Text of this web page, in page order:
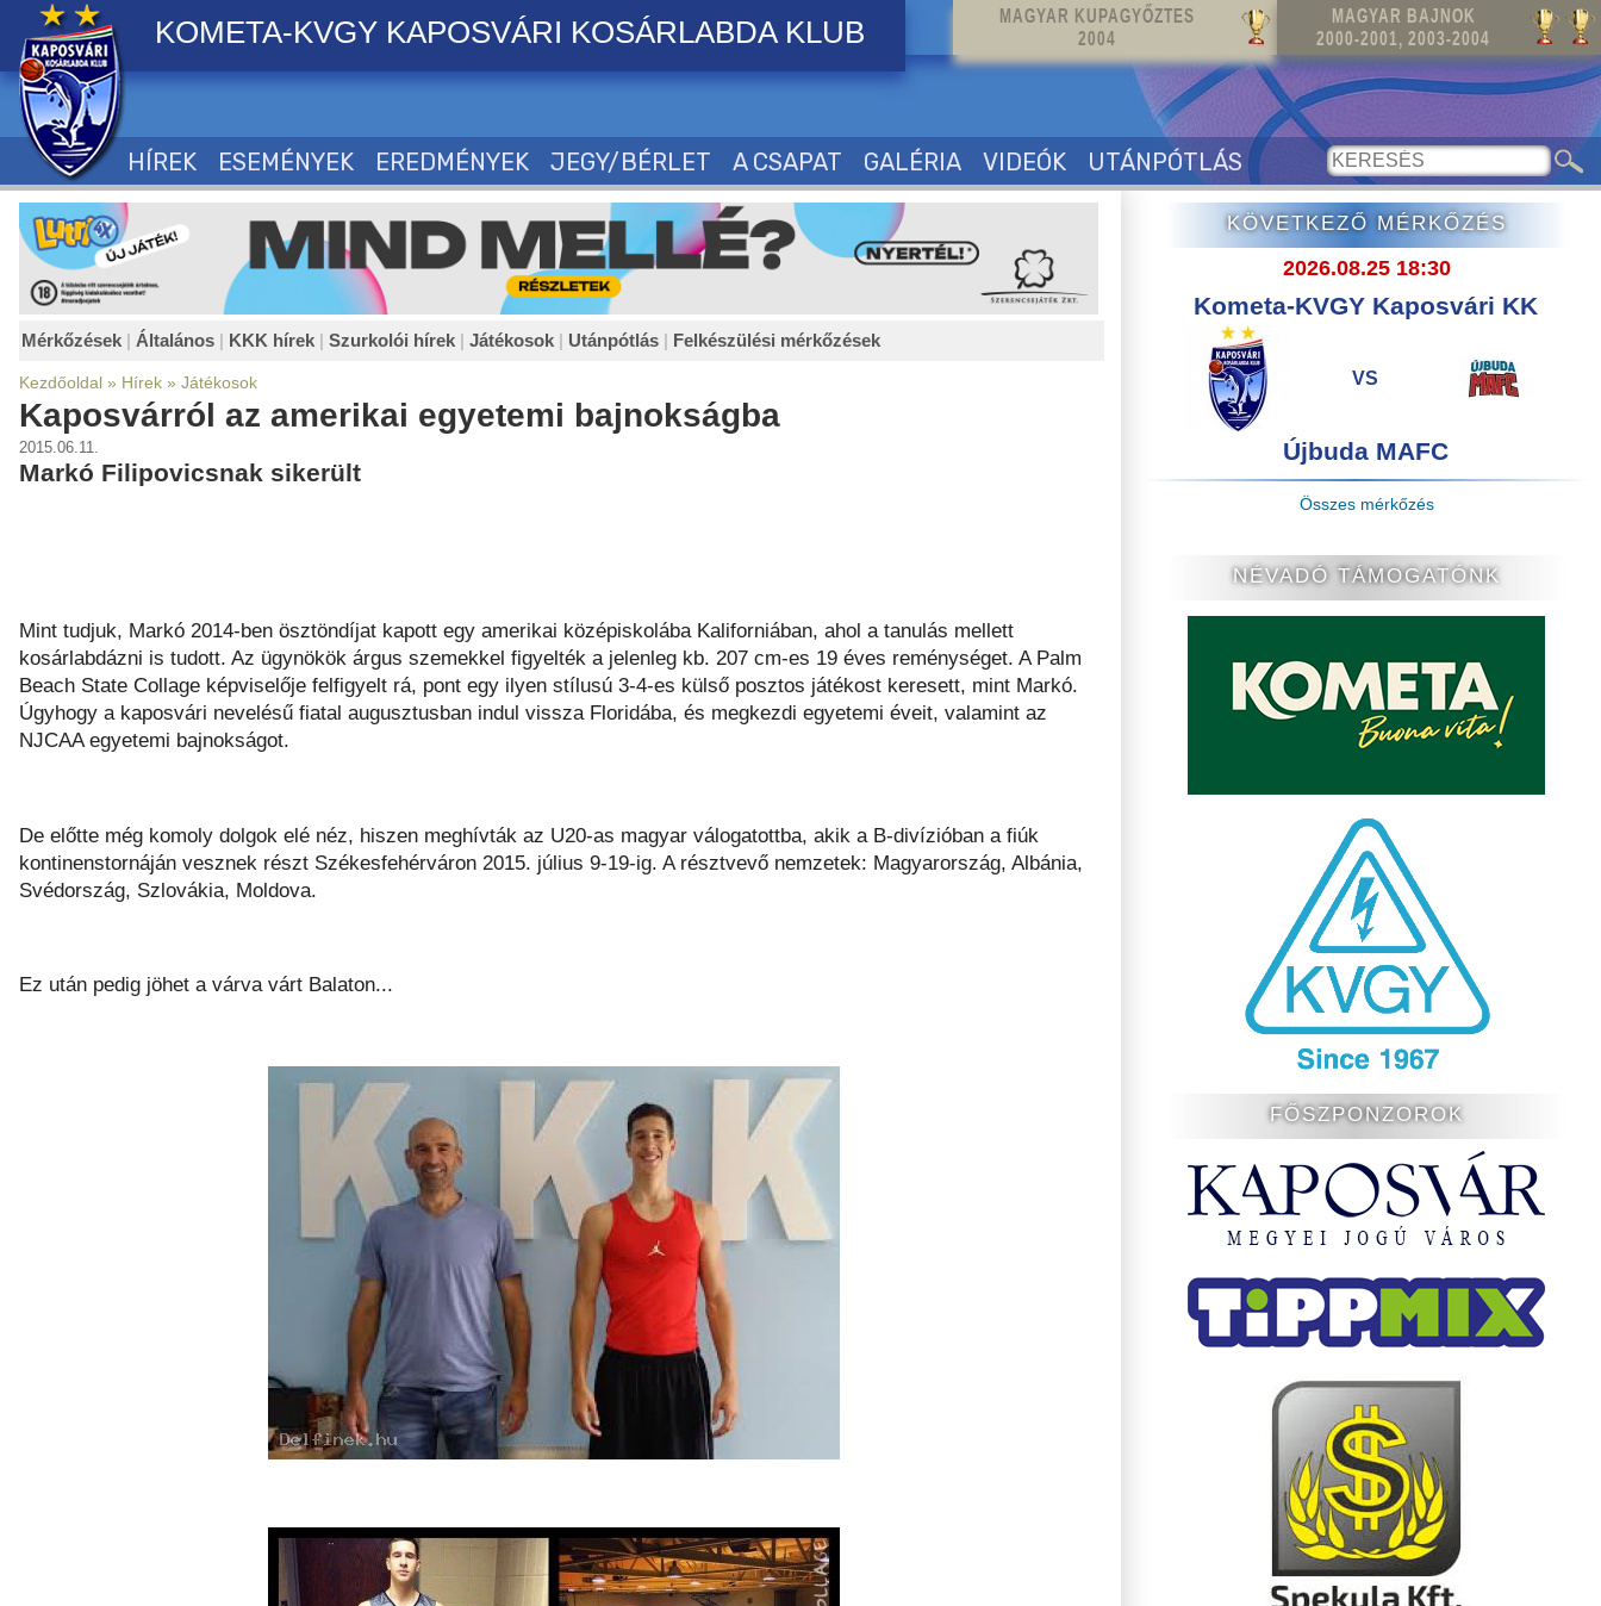
MAGYAR KUPAGYŐZTES
2004
MAGYAR BAJNOK
2000-2001, 2003-2004
KOMETA-KVGY KAPOSVÁRI KOSÁRLABDA KLUB
HÍREK ESEMÉNYEK EREDMÉNYEK JEGY/BÉRLET A CSAPAT GALÉRIA VIDEÓK UTÁNPÓTLÁS
Mérkőzések | Általános | KKK hírek | Szurkolói hírek | Játékosok | Utánpótlás | Felkészülési mérkőzések
Kezdőoldal » Hírek » Játékosok
Kaposvárról az amerikai egyetemi bajnokságba
2015.06.11.
Markó Filipovicsnak sikerült
Mint tudjuk, Markó 2014-ben ösztöndíjat kapott egy amerikai középiskolába Kaliforniában, ahol a tanulás mellett
kosárlabdázni is tudott. Az ügynökök árgus szemekkel figyelték a jelenleg kb. 207 cm-es 19 éves reménységet. A Palm
Beach State Collage képviselője felfigyelt rá, pont egy ilyen stílusú 3-4-es külső posztos játékost keresett, mint Markó.
Úgyhogy a kaposvári nevelésű fiatal augusztusban indul vissza Floridába, és megkezdi egyetemi éveit, valamint az
NJCAA egyetemi bajnokságot.
De előtte még komoly dolgok elé néz, hiszen meghívták az U20-as magyar válogatottba, akik a B-divízióban a fiúk
kontinenstornáján vesznek részt Székesfehérváron 2015. július 9-19-ig. A résztvevő nemzetek: Magyarország, Albánia,
Svédország, Szlovákia, Moldova.
Ez után pedig jöhet a várva várt Balaton...
KÖVETKEZŐ MÉRKŐZÉS
2026.08.25 18:30
Kometa-KVGY Kaposvári KK
VS
Újbuda MAFC
Összes mérkőzés
NÉVADÓ TÁMOGATÓNK
FŐSZPONZOROK